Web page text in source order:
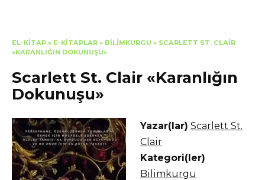
EL-KITAP » E-KITAPLAR » BILIMKURGU » SCARLETT ST. CLAIR
«KARANLIĞIN DOKUNUŞU»
Scarlett St. Clair «Karanlığın
Dokunuşu»
Yazar(lar) Scarlett St.
Clair
Kategori(ler)
Bilimkurgu